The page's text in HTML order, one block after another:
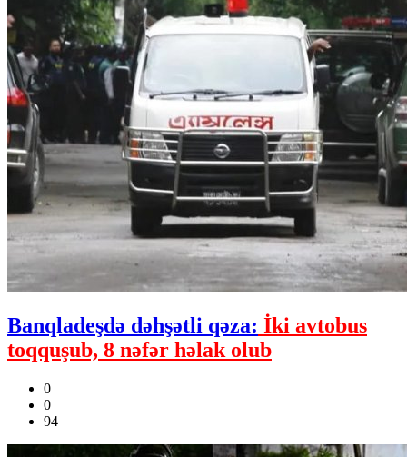
Banqladeşdə dəhşətli qəza: İki avtobus
toqquşub, 8 nəfər həlak olub
0
0
94